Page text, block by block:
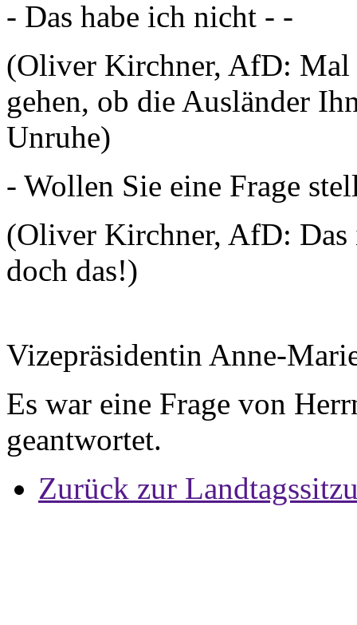
- Das habe ich nicht - -
(Oliver Kirchner, AfD: Mal
gehen, ob die Ausländer
Unruhe)
- Wollen Sie eine Frage
(Oliver Kirchner, AfD:
doch das!)
Vizepräsidentin Anne-
Es war eine Frage von
geantwortet.
Zurück zur